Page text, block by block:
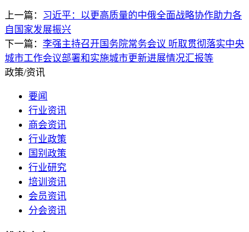
上一篇： 习近平：以更高质量的中俄全面战略协作助力各
自国家发展振兴
下一篇： 李强主持召开国务院常务会议 听取贯彻落实中央
城市工作会议部署和实施城市更新进展情况汇报等
政策/资讯
要闻
行业资讯
商会资讯
行业政策
国别政策
行业研究
培训资讯
会员资讯
分会资讯